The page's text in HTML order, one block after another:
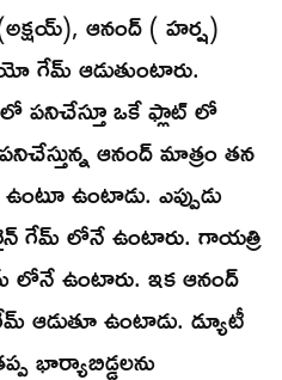
ఆనంద్ ( హర్ష)
గేమ్ ఆడుతుంటారు.
పనిచేస్తూ ఒకే ఫ్లాట్ లో
ఆనంద్ మాత్రం తన
ఉంటాడు. ఎప్పుడు
గేమ్ లోనే ఉంటారు. గాయత్రి
లోనే ఉంటారు. ఇక ఆనంద్
ఆడుతూ ఉంటాడు. డ్యూటీ
భార్యాబిడ్డలను